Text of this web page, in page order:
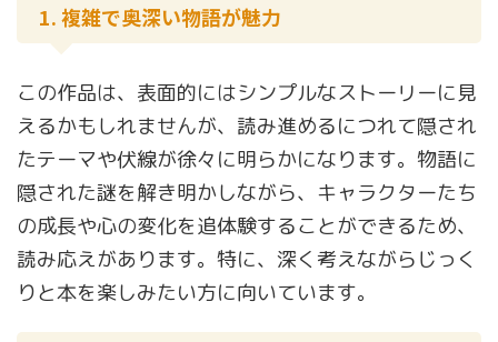
1. 複雑で奥深い物語が魅力
この作品は、表面的にはシンプルなストーリーに見
えるかもしれませんが、読み進めるにつれて隠され
たテーマや伏線が徐々に明らかになります。物語に
隠された謎を解き明かしながら、キャラクターたち
の成長や心の変化を追体験することができるため、
読み応えがあります。特に、深く考えながらじっく
りと本を楽しみたい方に向いています。